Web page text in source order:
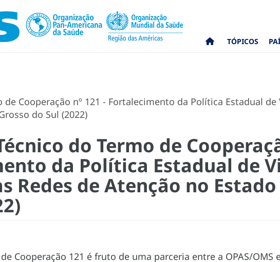
TÓPICOS
Cooperação nº 121 - Fortalecimento da Política Estadual
do Sul (2022)
do Termo de
da Política Estadual de
Redes de Atenção no
Cooperação 121 é fruto de uma parceria entre a OPAS/OMS